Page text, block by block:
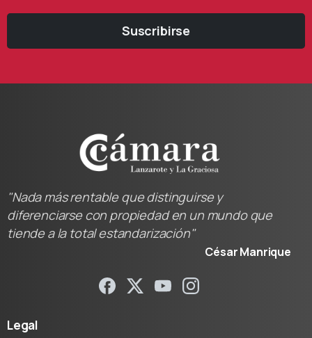
Suscribirse
"Nada más rentable que distinguirse y
diferenciarse con propiedad en un mundo que
tiende a la total estandarización"
César Manrique
Legal